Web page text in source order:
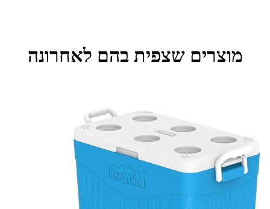
מוצרים שצפית בהם לאחרונה